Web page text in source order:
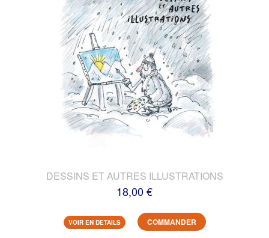
DESSINS ET AUTRES ILLUSTRATIONS
18,00 €
VOIR EN DETAILS COMMANDER